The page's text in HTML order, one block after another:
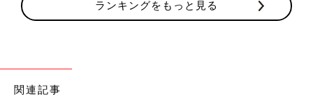
ランキングをもっと見る
関連記事